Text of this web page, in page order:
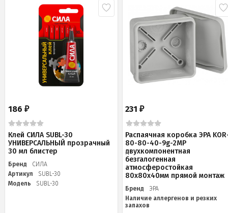
186 ₽
Клей СИЛА SUBL-30
УНИВЕРСАЛЬНЫЙ прозрачный
30 мл блистер
Бренд
СИЛА
Артикул
SUBL-30
Модель
SUBL-30
231₽
Распаячная коробка ЭРА
80-80-40-9g-2MP
двухкомпонентная
безгалогенная
атмосферостойкая
80х80х40мм прямой монтаж
Бренд
ЭРА
Наличие аллергенов и резких
запахов